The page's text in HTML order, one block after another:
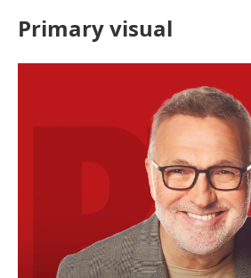
Primary visual